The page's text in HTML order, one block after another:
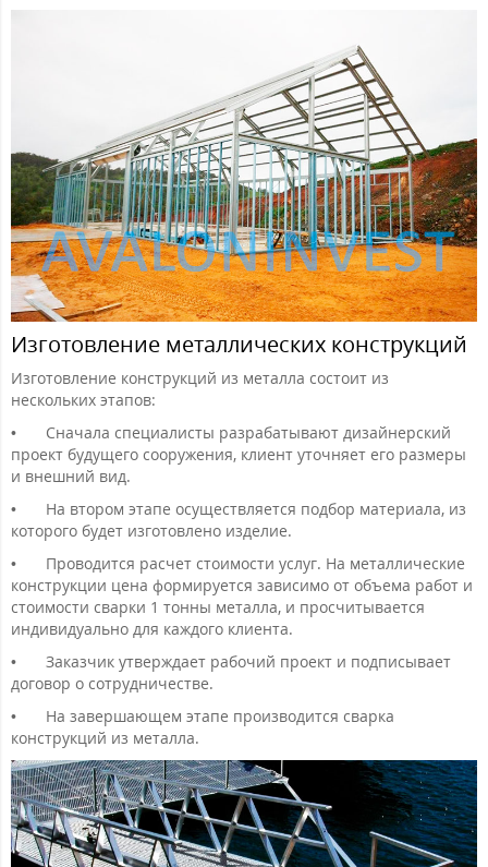
Изготовление металлических конструкций
Изготовление конструкций из металла состоит из
нескольких этапов:
•
Сначала специалисты разрабатывают дизайнерский
проект будущего сооружения, клиент уточняет его размеры
и внешний вид.
•
На втором этапе осуществляется подбор материала, из
которого будет изготовлено изделие.
•
Проводится расчет стоимости услуг. На металлические
конструкции цена формируется зависимо от объема работ и
стоимости сварки 1 тонны металла, и просчитывается
индивидуально для каждого клиента.
•
Заказчик утверждает рабочий проект и подписывает
договор о сотрудничестве.
•
На завершающем этапе производится сварка
конструкций из металла.